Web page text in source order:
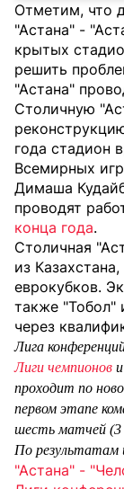
Отметим, что
"Астана" -
крытых
решить
"Астана"
Столичную
года стадион
Всемирных
Димаша
проводят
конца года.
Столичная
из
еврокубков.
также "Тобол"
через
Лига
Лиги чемпионов
проходит по
первом этапе
шесть матчей (3
По результатам
"Астана" -